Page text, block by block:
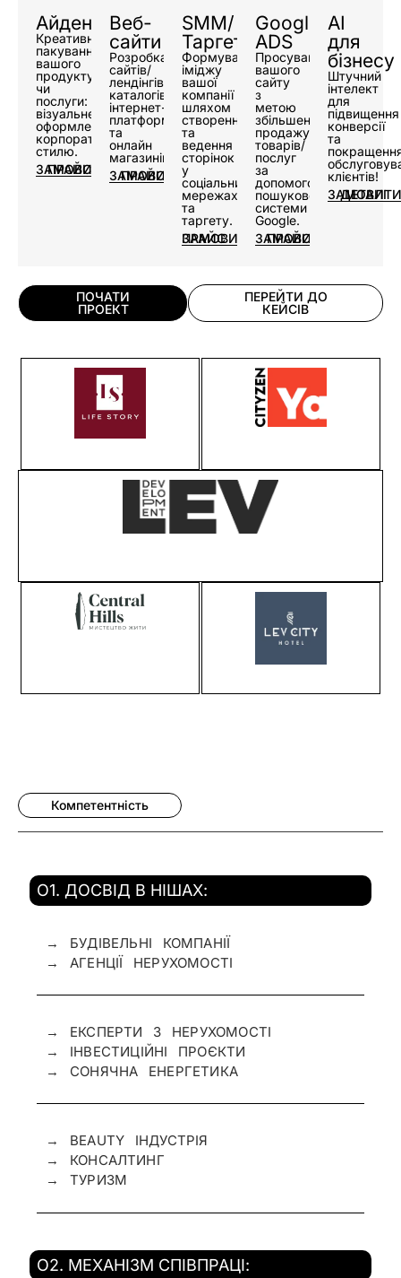
Айдентика
Креативне
пакування
вашого
продукту
чи
послуги:
візуальне
оформлення
корпоративного
стилю.
ЗАМОВИТИ
ПРАЙС
Веб-
сайти
Розробка
сайтів/
лендінгів/
каталогів/
інтернет-
платформ
та
онлайн
магазинів.
ЗАМОВИТИ
ПРАЙС
SMM/
Таргет
Формування
іміджу
вашої
компанії
шляхом
створення
та
ведення
сторінок
у
соціальних
мережах
та
таргету.
ЗАМОВИТИ
ПРАЙС
Google
ADS
Просування
вашого
сайту
з
метою
збільшення
продажу
товарів/
послуг
за
допомогою
пошукової
системи
Google.
ЗАМОВИТИ
ПРАЙС
AI
для
бізнесу
Штучний
інтелект
для
підвищення
конверсії
та
клієнтів!
ДЕТАЛІ
ПОЧАТИ
ПРОЕКТ
ПЕРЕЙТИ ДО
КЕЙCIВ
Компетентність
O1. ДОСВІД В НІШАХ:
→ БУДІВЕЛЬНІ КОМПАНІЇ
→ АГЕНЦІЇ НЕРУХОМОСТІ
→ ЕКСПЕРТИ З НЕРУХОМОСТІ
→ ІНВЕСТИЦІЙНІ ПРОЄКТИ
→ СОНЯЧНА ЕНЕРГЕТИКА
→ BEAUTY ІНДУСТРІЯ
→ КОНСАЛТИНГ
→ ТУРИЗМ
O2. МЕХАНІЗМ СПІВПРАЦІ: